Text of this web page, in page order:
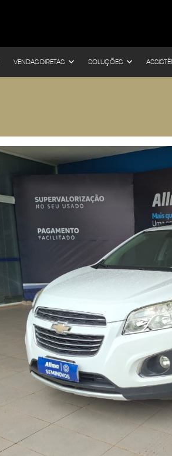
VENDAS DIRETAS SOLUÇÕES